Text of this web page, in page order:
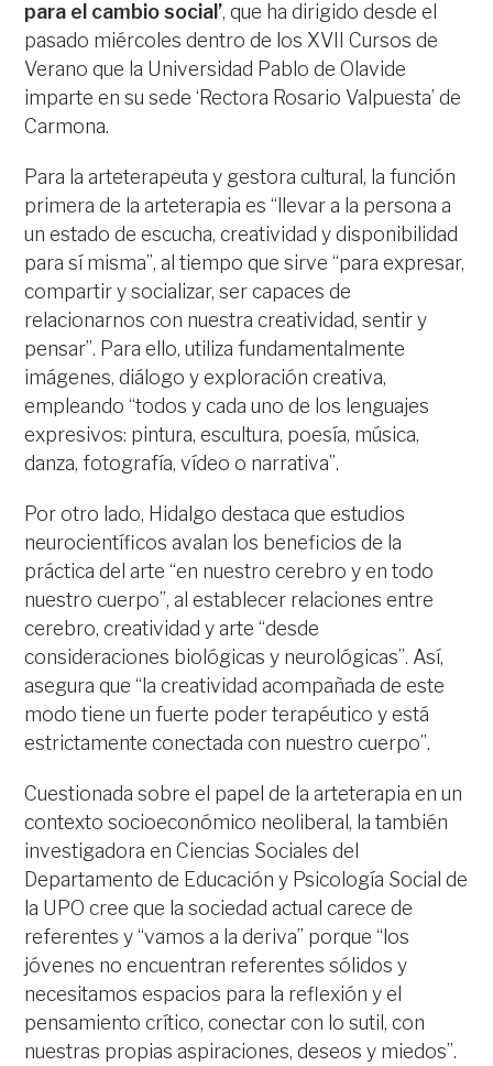
para el cambio social’, que ha dirigido desde el
pasado miércoles dentro de los XVII Cursos de
Verano que la Universidad Pablo de Olavide
imparte en su sede ‘Rectora Rosario Valpuesta’ de
Carmona.
Para la arteterapeuta y gestora cultural, la función
primera de la arteterapia es “llevar a la persona a
un estado de escucha, creatividad y disponibilidad
para sí misma”, al tiempo que sirve “para expresar,
compartir y socializar, ser capaces de
relacionarnos con nuestra creatividad, sentir y
pensar”. Para ello, utiliza fundamentalmente
imágenes, diálogo y exploración creativa,
empleando “todos y cada uno de los lenguajes
expresivos: pintura, escultura, poesía, música,
danza, fotografía, vídeo o narrativa”.
Por otro lado, Hidalgo destaca que estudios
neurocientíficos avalan los beneficios de la
práctica del arte “en nuestro cerebro y en todo
nuestro cuerpo”, al establecer relaciones entre
cerebro, creatividad y arte “desde
consideraciones biológicas y neurológicas”. Así,
asegura que “la creatividad acompañada de este
modo tiene un fuerte poder terapéutico y está
estrictamente conectada con nuestro cuerpo”.
Cuestionada sobre el papel de la arteterapia en un
contexto socioeconómico neoliberal, la también
investigadora en Ciencias Sociales del
Departamento de Educación y Psicología Social de
la UPO cree que la sociedad actual carece de
referentes y “vamos a la deriva” porque “los
jóvenes no encuentran referentes sólidos y
necesitamos espacios para la reflexión y el
pensamiento crítico, conectar con lo sutil, con
nuestras propias aspiraciones, deseos y miedos”.